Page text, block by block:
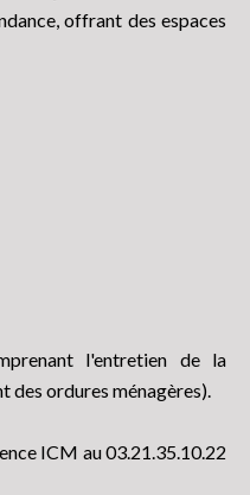
offrant des espaces
l'entretien de la
des ordures ménagères).
ICM au 03.21.35.10.22